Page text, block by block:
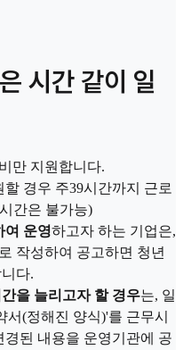
시간 같이 일
만 지원합니다.
경우 주39시간까지 근로
간은 불가능)
여 운영하고자 하는 기업은,
작성하여 공고하면 청년
다.
을 늘리고자 할 경우는, 일
(정해진 양식)'를 근무시
된 내용을 운영기관에 공